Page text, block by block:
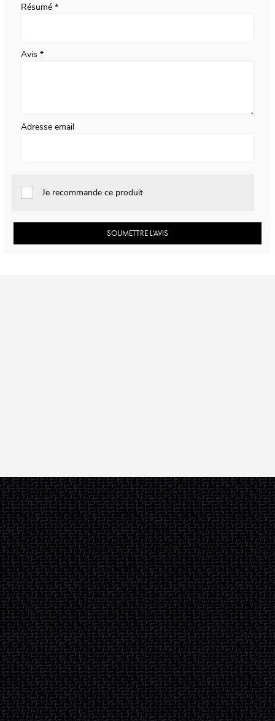
Résumé
Avis
Adresse email
Je recommande ce produit
SOUMETTRE L’AVIS